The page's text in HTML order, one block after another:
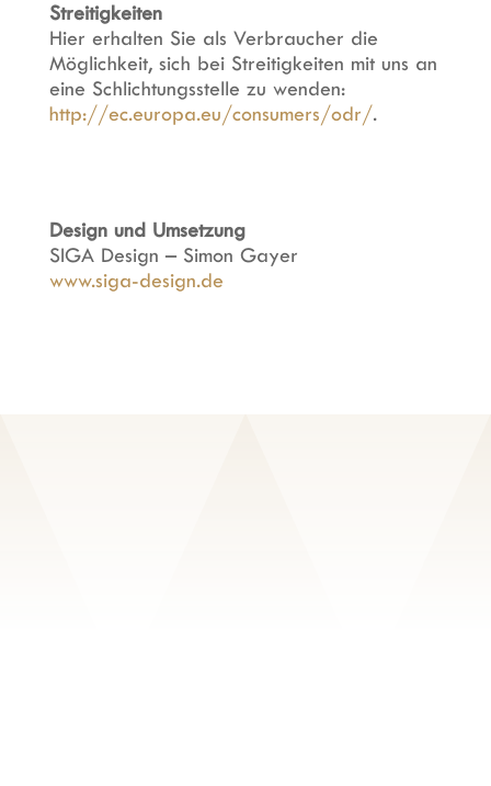
Streitigkeiten
Hier erhalten Sie als Verbraucher die
Möglichkeit, sich bei Streitigkeiten mit uns an
eine Schlichtungsstelle zu wenden:
http://ec.europa.eu/consumers/odr/.
Design und Umsetzung
SIGA Design – Simon Gayer
www.siga-design.de